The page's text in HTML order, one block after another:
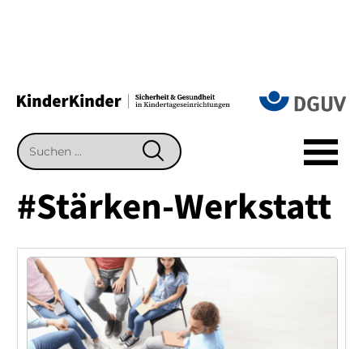
Suchen
SUCHEN
#Stärken-Werkstatt